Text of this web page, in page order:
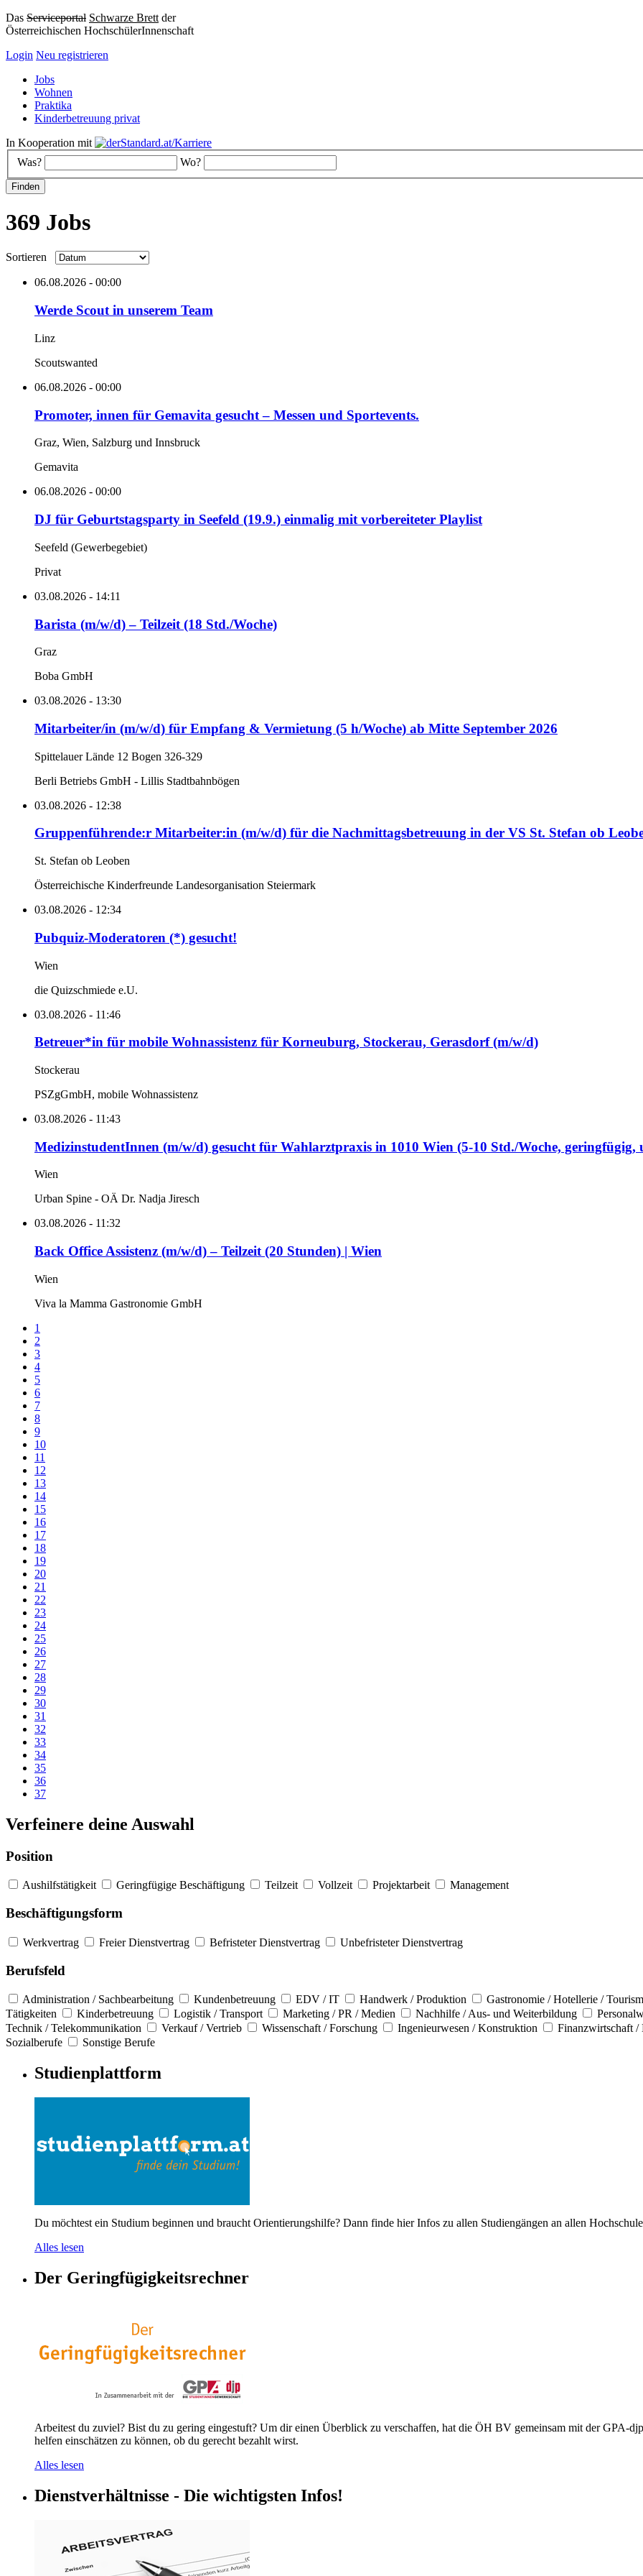
Das Serviceportal Schwarze Brett der
Österreichischen HochschülerInnenschaft
Login Neu registrieren
Jobs
Wohnen
Praktika
Kinderbetreuung privat
In Kooperation mit
Was?
Wo?
369 Jobs
Sortieren
06.08.2026 - 00:00
Werde Scout in unserem Team
Linz
Scoutswanted
06.08.2026 - 00:00
Promoter, innen für Gemavita gesucht – Messen und Sportevents.
Graz, Wien, Salzburg und Innsbruck
Gemavita
06.08.2026 - 00:00
DJ für Geburtstagsparty in Seefeld (19.9.) einmalig mit vorbereiteter Playlist
Seefeld (Gewerbegebiet)
Privat
03.08.2026 - 14:11
Barista (m/w/d) – Teilzeit (18 Std./Woche)
Graz
Boba GmbH
03.08.2026 - 13:30
Mitarbeiter/in (m/w/d) für Empfang & Vermietung (5 h/Woche) ab Mitte September 2026
Spittelauer Lände 12 Bogen 326-329
Berli Betriebs GmbH - Lillis Stadtbahnbögen
03.08.2026 - 12:38
Gruppenführende:r Mitarbeiter:in (m/w/d) für die Nachmittagsbetreuung in der VS St. Stefan ob
St. Stefan ob Leoben
Österreichische Kinderfreunde Landesorganisation Steiermark
03.08.2026 - 12:34
Pubquiz-Moderatoren (*) gesucht!
Wien
die Quizschmiede e.U.
03.08.2026 - 11:46
Betreuer*in für mobile Wohnassistenz für Korneuburg, Stockerau, Gerasdorf (m/w/d)
Stockerau
PSZgGmbH, mobile Wohnassistenz
03.08.2026 - 11:43
MedizinstudentInnen (m/w/d) gesucht für Wahlarztpraxis in 1010 Wien (5-10 Std./Woche, geringfügig,
Wien
Urban Spine - OÄ Dr. Nadja Jiresch
03.08.2026 - 11:32
Back Office Assistenz (m/w/d) – Teilzeit (20 Stunden) | Wien
Wien
Viva la Mamma Gastronomie GmbH
1
2
3
4
5
6
7
8
9
10
11
12
13
14
15
16
17
18
19
20
21
22
23
24
25
26
27
28
29
30
31
32
33
34
35
36
37
Verfeinere deine Auswahl
Position
Aushilfstätigkeit Geringfügige Beschäftigung Teilzeit Vollzeit Projektarbeit Management
Beschäftigungsform
Werkvertrag Freier Dienstvertrag Befristeter Dienstvertrag Unbefristeter Dienstvertrag
Berufsfeld
Administration / Sachbearbeitung Kundenbetreuung EDV / IT Handwerk / Produktion
Gastronomie / Hotellerie /
Tätigkeiten
Kinderbetreuung Logistik / Transport Marketing / PR / Medien Nachhilfe / Aus- und Weiterbildung
Technik / Telekommunikation
Verkauf / Vertrieb Wissenschaft / Forschung Ingenieurwesen / Konstruktion
Finanzwirtschaft /
Sozialberufe
Sonstige Berufe
Studienplattform
Du möchtest ein Studium beginnen und braucht Orientierungshilfe? Dann finde hier Infos zu allen Studiengängen an allen
Alles lesen
Der Geringfügigkeitsrechner
Arbeitest du zuviel? Bist du zu gering eingestuft? Um dir einen Überblick zu verschaffen, hat die ÖH BV gemeinsam mit der GPA-
helfen einschätzen zu können, ob du gerecht bezahlt wirst.
Alles lesen
Dienstverhältnisse - Die wichtigsten Infos!